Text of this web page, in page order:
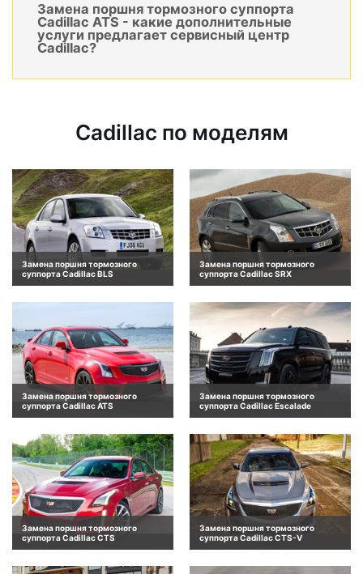
Замена поршня тормозного суппорта
Cadillac ATS - какие дополнительные
услуги предлагает сервисный центр
Cadillac?
Cadillac по моделям
Замена поршня тормозного
суппорта Cadillac BLS
Замена поршня тормозного
суппорта Cadillac SRX
Замена поршня тормозного
суппорта Cadillac ATS
Замена поршня тормозного
суппорта Cadillac Escalade
Замена поршня тормозного
суппорта Cadillac CTS
Замена поршня тормозного
суппорта Cadillac CTS-V